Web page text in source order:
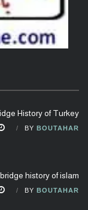
History of Turkey
BY BOUTAHAR
history of islam
BY BOUTAHAR